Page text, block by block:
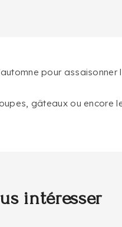
pour assaisonner
gâteaux ou encore
intéresser